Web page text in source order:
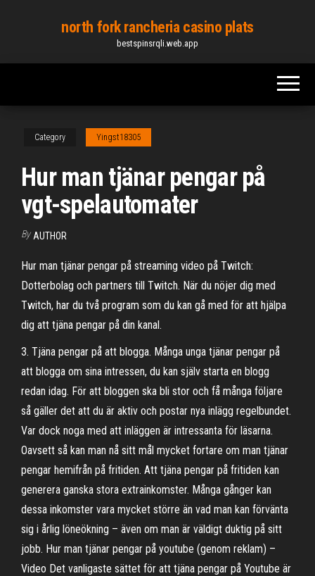
content
north fork rancheria casino plats
bestspinsrqli.web.app
Category Yingst18305
Hur man tjänar pengar på
vgt-spelautomater
By AUTHOR
Hur man tjänar pengar på streaming video på Twitch:
Dotterbolag och partners till Twitch. När du nöjer dig med
Twitch, har du två program som du kan gå med för att hjälpa
dig att tjäna pengar på din kanal.
3. Tjäna pengar på att blogga. Många unga tjänar pengar på
att blogga om sina intressen, du kan själv starta en blogg
redan idag. För att bloggen ska bli stor och få många följare
så gäller det att du är aktiv och postar nya inlägg regelbundet.
Var dock noga med att inläggen är intressanta för läsarna.
Oavsett så kan man nå sitt mål mycket fortare om man tjänar
pengar hemifrån på fritiden. Att tjäna pengar på fritiden kan
generera ganska stora extrainkomster. Många gånger kan
dessa inkomster vara mycket större än vad man kan förvänta
sig i årlig löneökning – även om man är väldigt duktig på sitt
jobb. Hur man tjänar pengar på youtube (genom reklam) –
Video Det vanligaste sättet för att tjäna pengar på Youtube är